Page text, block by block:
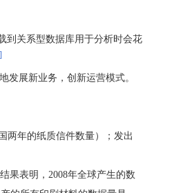
到关系型数据库用于分析时会花
发展新业务，创新运营模式。
两年的纸质信件数量）；发出
果表明，2008年全球产生的数